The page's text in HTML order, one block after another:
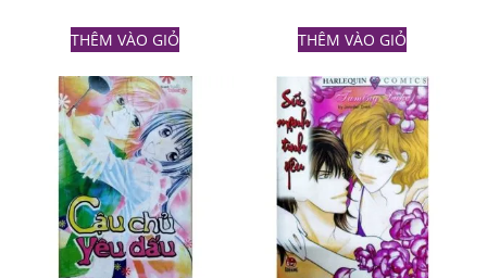
THÊM VÀO GIỎ THÊM VÀO GIỎ